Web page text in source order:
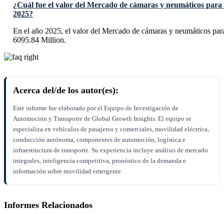
¿Cuál fue el valor del Mercado de cámaras y neumáticos para
2025?
En el año 2025, el valor del Mercado de cámaras y neumáticos
6095.84 Million.
Acerca del/de los autor(es):
Este informe fue elaborado por el Equipo de Investigación de
Automoción y Transporte de Global Growth Insights. El equipo se
especializa en vehículos de pasajeros y comerciales, movilidad eléctrica,
conducción autónoma, componentes de automoción, logística e
infraestructura de transporte. Su experiencia incluye análisis de mercado
integrales, inteligencia competitiva, pronóstico de la demanda e
información sobre movilidad emergente.
Informes Relacionados